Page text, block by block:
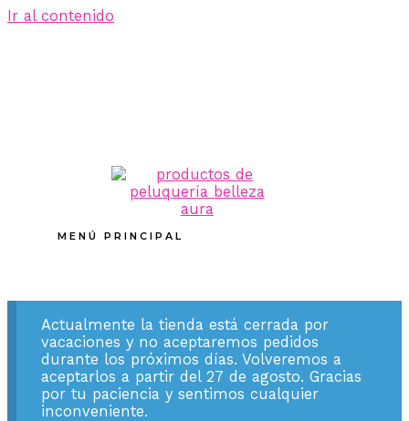
Ir al contenido
MENÚ PRINCIPAL
Actualmente la tienda está cerrada por
vacaciones y no aceptaremos pedidos
durante los próximos días. Volveremos a
aceptarlos a partir del 27 de agosto. Gracias
por tu paciencia y sentimos cualquier
inconveniente.